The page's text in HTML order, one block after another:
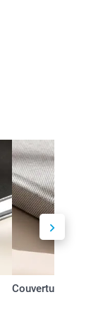
Couverture